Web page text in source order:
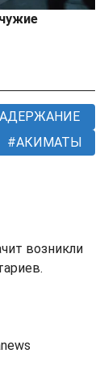
АКИМАТЫ
возникли